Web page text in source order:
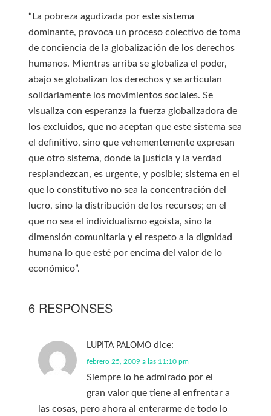
“La pobreza agudizada por este sistema
dominante, provoca un proceso colectivo de toma
de conciencia de la globalización de los derechos
humanos. Mientras arriba se globaliza el poder,
abajo se globalizan los derechos y se articulan
solidariamente los movimientos sociales. Se
visualiza con esperanza la fuerza globalizadora de
los excluidos, que no aceptan que este sistema sea
el definitivo, sino que vehementemente expresan
que otro sistema, donde la justicia y la verdad
resplandezcan, es urgente, y posible; sistema en el
que lo constitutivo no sea la concentración del
lucro, sino la distribución de los recursos; en el
que no sea el individualismo egoísta, sino la
dimensión comunitaria y el respeto a la dignidad
humana lo que esté por encima del valor de lo
económico”.
6 RESPONSES
LUPITA PALOMO dice:
febrero 25, 2009 a las 11:10 pm
Siempre lo he admirado por el
gran valor que tiene al enfrentar a
las cosas, pero ahora al enterarme de todo lo